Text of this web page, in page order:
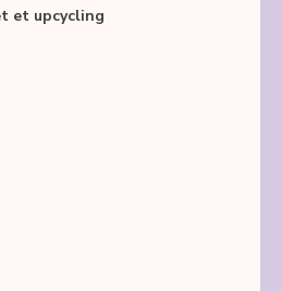
et upcycling